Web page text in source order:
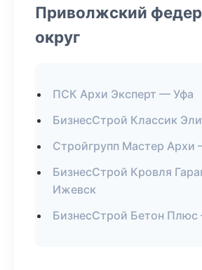
Приволжский
округ
ПСК Архи Эксперт — Уфа
БизнесСтрой Классик
Стройгрупп Мастер Архи
БизнесСтрой Кровля
Ижевск
БизнесСтрой Бетон